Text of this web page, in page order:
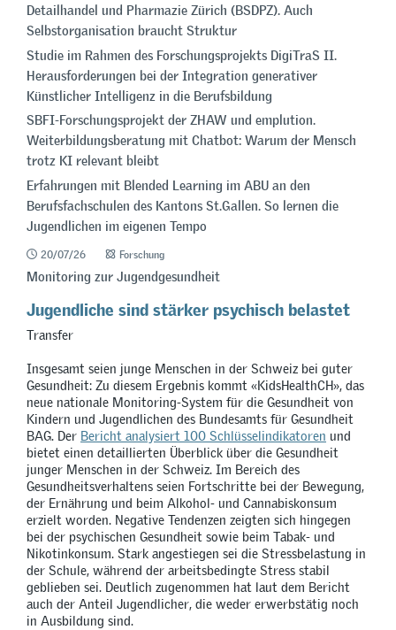
Detailhandel und Pharmazie Zürich (BSDPZ). Auch
Selbstorganisation braucht Struktur
Studie im Rahmen des Forschungsprojekts DigiTraS II.
Herausforderungen bei der Integration generativer
Künstlicher Intelligenz in die Berufsbildung
SBFI-Forschungsprojekt der ZHAW und emplution.
Weiterbildungsberatung mit Chatbot: Warum der Mensch
trotz KI relevant bleibt
Erfahrungen mit Blended Learning im ABU an den
Berufsfachschulen des Kantons St.Gallen. So lernen die
Jugendlichen im eigenen Tempo
20/07/26 Forschung
Monitoring zur Jugendgesundheit
Jugendliche sind stärker psychisch belastet
Transfer
Insgesamt seien junge Menschen in der Schweiz bei guter
Gesundheit: Zu diesem Ergebnis kommt «KidsHealthCH», das
neue nationale Monitoring-System für die Gesundheit von
Kindern und Jugendlichen des Bundesamts für Gesundheit
BAG. Der Bericht analysiert 100 Schlüsselindikatoren und
bietet einen detaillierten Überblick über die Gesundheit
junger Menschen in der Schweiz. Im Bereich des
Gesundheitsverhaltens seien Fortschritte bei der Bewegung,
der Ernährung und beim Alkohol- und Cannabiskonsum
erzielt worden. Negative Tendenzen zeigten sich hingegen
bei der psychischen Gesundheit sowie beim Tabak- und
Nikotinkonsum. Stark angestiegen sei die Stressbelastung in
der Schule, während der arbeitsbedingte Stress stabil
geblieben sei. Deutlich zugenommen hat laut dem Bericht
auch der Anteil Jugendlicher, die weder erwerbstätig noch
in Ausbildung sind.